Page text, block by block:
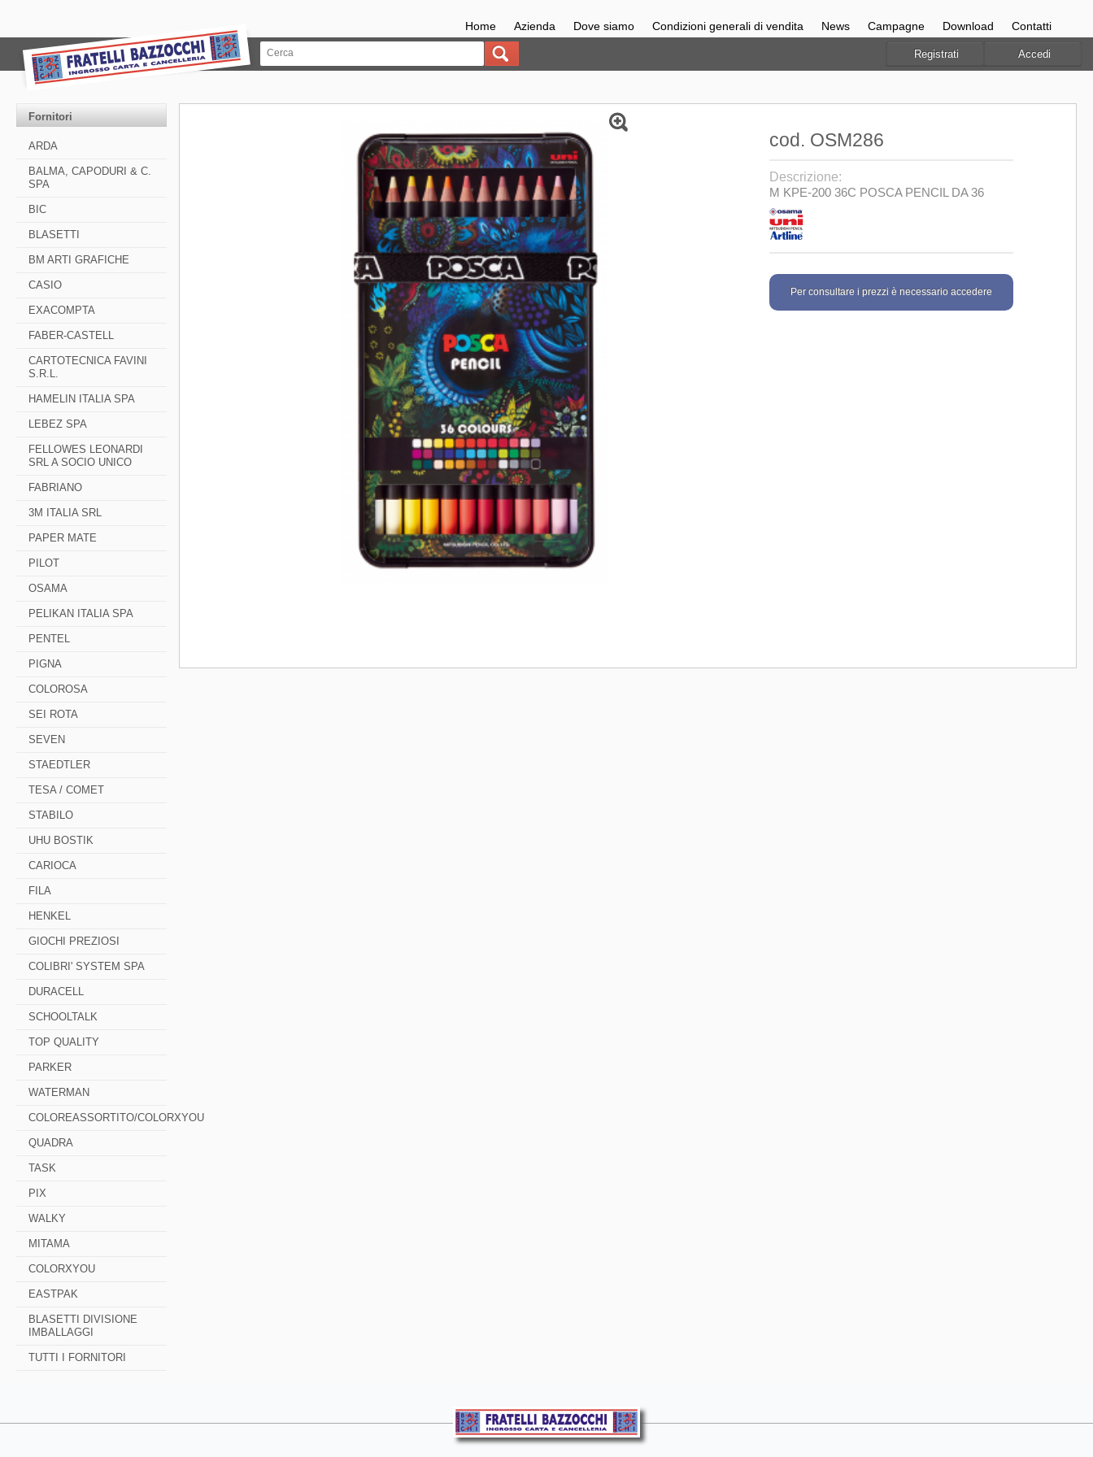
Home Azienda Dove siamo Condizioni generali di vendita News Campagne Download Contatti
Registrati Accedi
Fornitori
ARDA
BALMA, CAPODURI & C.
SPA
BIC
BLASETTI
BM ARTI GRAFICHE
CASIO
EXACOMPTA
FABER-CASTELL
CARTOTECNICA FAVINI
S.R.L.
HAMELIN ITALIA SPA
LEBEZ SPA
FELLOWES LEONARDI
SRL A SOCIO UNICO
FABRIANO
3M ITALIA SRL
PAPER MATE
PILOT
OSAMA
PELIKAN ITALIA SPA
PENTEL
PIGNA
COLOROSA
SEI ROTA
SEVEN
STAEDTLER
TESA / COMET
STABILO
UHU BOSTIK
CARIOCA
FILA
HENKEL
GIOCHI PREZIOSI
COLIBRI' SYSTEM SPA
DURACELL
SCHOOLTALK
TOP QUALITY
PARKER
WATERMAN
COLOREASSORTITO/COLORXYOU
QUADRA
TASK
PIX
WALKY
MITAMA
COLORXYOU
EASTPAK
BLASETTI DIVISIONE
IMBALLAGGI
TUTTI I FORNITORI
cod. OSM286
Descrizione:
M KPE-200 36C POSCA PENCIL DA 36
Per consultare i prezzi è necessario accedere